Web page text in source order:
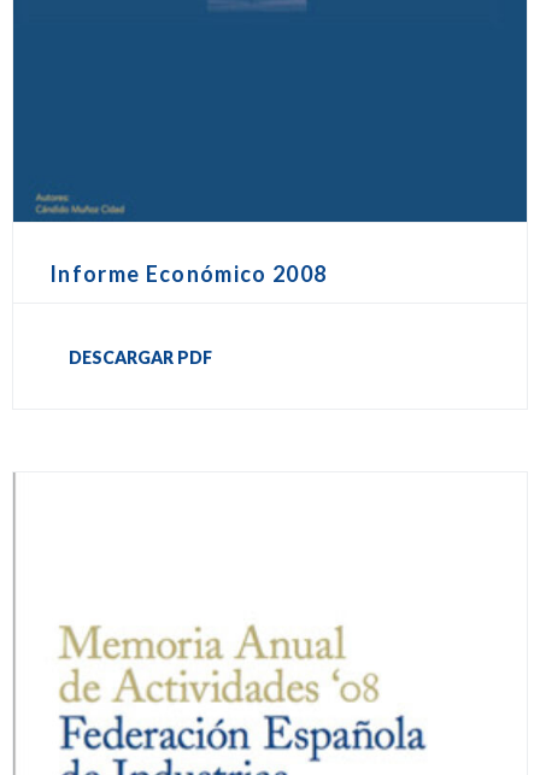
Informe Económico 2008
DESCARGAR PDF